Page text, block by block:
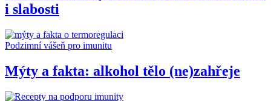
i slabosti
Podzimní vášeň pro imunitu
Mýty a fakta: alkohol tělo (ne)zahřeje